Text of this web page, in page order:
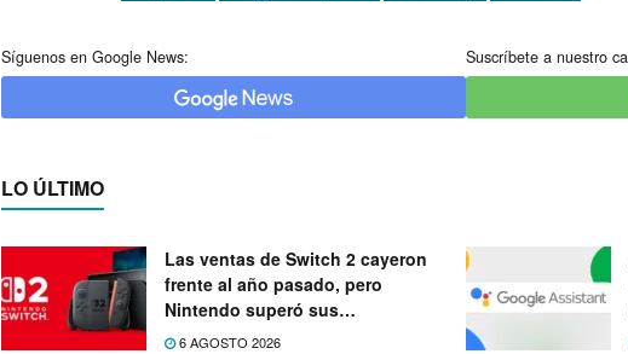
Síguenos en Google News: Suscríbete a nuestro
LO ÚLTIMO
Las ventas de Switch 2 cayeron
frente al año pasado, pero
Nintendo superó sus
expectativas
6 AGOSTO 2026